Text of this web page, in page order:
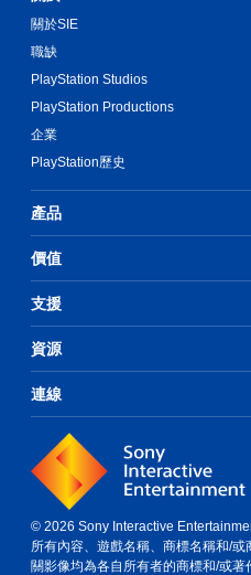
關於SIE
職缺
PlayStation Studios
PlayStation Productions
企業
PlayStation歷史
產品
價值
支援
資源
連線
© 2026 Sony Interactive
所有內容、遊戲名稱、商標名稱和/
關影像均為各自所有者的商標和/或著